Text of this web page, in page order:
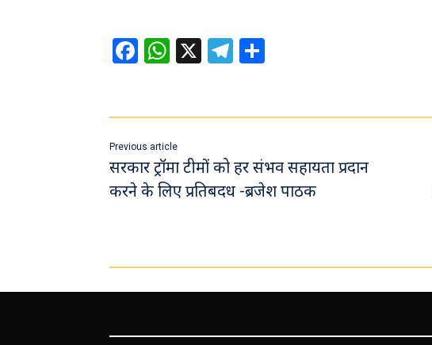
Fa
ce
o
ok
W
h
sA
p
p
X Te
le
a
m
Previous article
सरकार ट्रॉमा टीमों को हर संभव सहायता प्रदान
करने के लिए प्रतिबदध -ब्रजेश पाठक